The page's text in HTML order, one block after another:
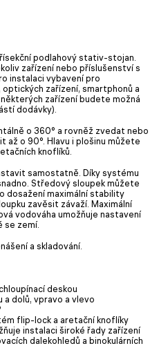
podlahový stativ-stojan.
zařízení nebo příslušenství s
instalaci vybavení pro
zařízení, smartphonů a
zařízení budete možná
dodávky).
o 360° a rovněž zvedat nebo
o 90°. Hlavu i plošinu můžete
knoflíků.
samostatně. Díky systému
Středový sloupek můžete
dosažení maximální stability
zavěsit závaží. Maximální
vodováha umožňuje nastavení
se zemí.
a skladování.
deskou
a dolů, vpravo a vlevo
flip-lock a aretační knoflíky
instalaci široké řady zařízení
dalekohledů a binokulárních